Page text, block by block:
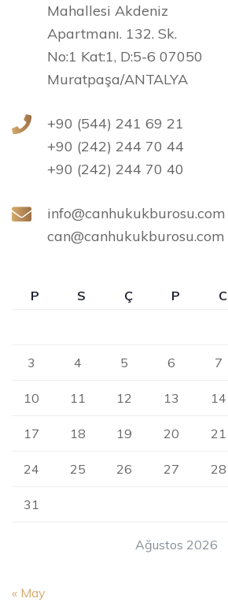
Mahallesi Akdeniz
Apartmanı. 132. Sk.
No:1 Kat:1, D:5-6 07050
Muratpaşa/ANTALYA
+90 (544) 241 69 21
+90 (242) 244 70 44
+90 (242) 244 70 40
info@canhukukburosu.com
can@canhukukburosu.com
Ağustos 2026
P S Ç P C
3 4 5 6 7
10 11 12 13 14
17 18 19 20 21
24 25 26 27 28
31
« May